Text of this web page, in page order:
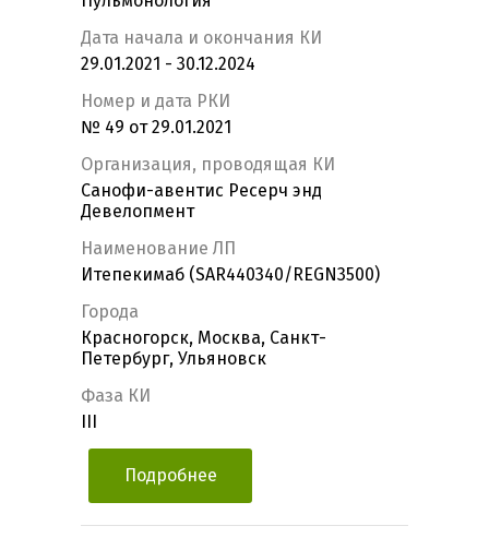
Дата начала и окончания КИ
29.01.2021 - 30.12.2024
Номер и дата РКИ
№ 49 от 29.01.2021
Организация, проводящая КИ
Санофи-авентис Ресерч энд
Девелопмент
Наименование ЛП
Итепекимаб (SAR440340/REGN3500)
Города
Красногорск, Москва, Санкт-
Петербург, Ульяновск
Фаза КИ
Подробнее